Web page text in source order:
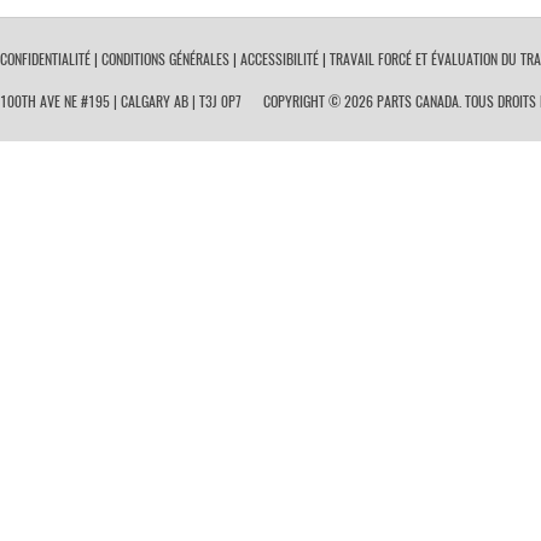
| CONDITIONS GÉNÉRALES| ACCESSIBILITÉ| TRAVAIL FORCÉ ET ÉVALUATION DU
AVE NE #195 | CALGARY AB | T3J 0P7 COPYRIGHT © 2026 PARTS CANADA. TOUS DROITS